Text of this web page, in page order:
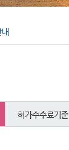
허가수수료기준